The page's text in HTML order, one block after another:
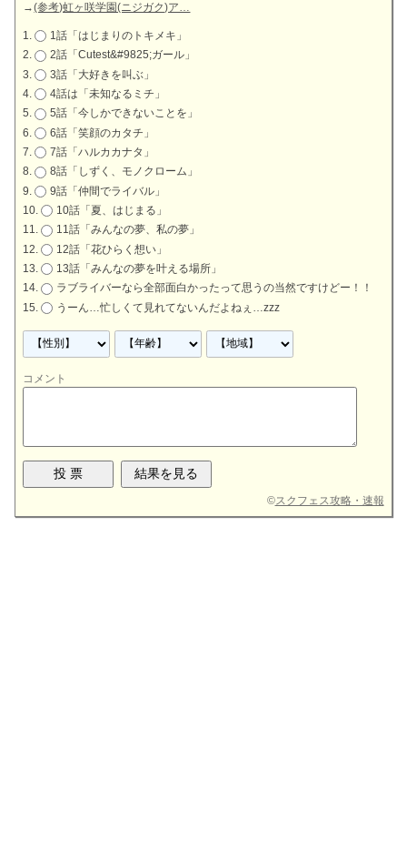
→(参考)虹ヶ咲学園(ニジガク)ア…
1話「はじまりのトキメキ」
2話「Cutest&#9825;ガール」
3話「大好きを叫ぶ」
4話は「未知なるミチ」
5話「今しかできないことを」
6話「笑顔のカタチ」
7話「ハルカカナタ」
8話「しずく、モノクローム」
9話「仲間でライバル」
10話「夏、はじまる」
11話「みんなの夢、私の夢」
12話「花ひらく想い」
13話「みんなの夢を叶える場所」
ラブライバーなら全部面白かったって思うの当然ですけどー！！
うーん…忙しくて見れてないんだよねぇ…zzz
コメント
©スクフェス攻略・速報